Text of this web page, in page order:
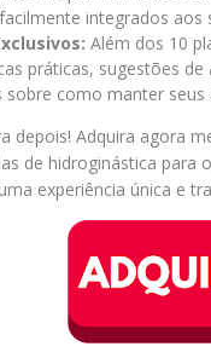
integrados aos
Além dos 10
práticas, sugestões
sobre como manter
depois! Adquira agora
de hidroginástica para
experiência única e